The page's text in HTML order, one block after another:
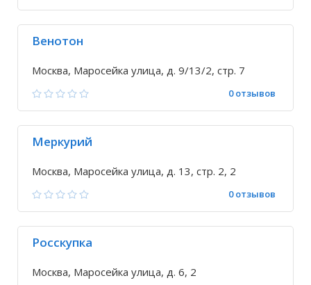
Венотон
Москва, Маросейка улица, д. 9/13/2, стр. 7
0 отзывов
Меркурий
Москва, Маросейка улица, д. 13, стр. 2, 2
0 отзывов
Росскупка
Москва, Маросейка улица, д. 6, 2